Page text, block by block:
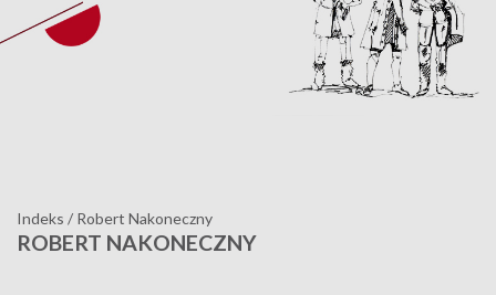
Indeks / Robert Nakoneczny
ROBERT NAKONECZNY